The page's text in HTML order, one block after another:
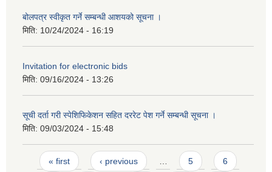
बोलपत्र स्वीकृत गर्ने सम्बन्धी आशयको सूचना ।
मिति: 10/24/2024 - 16:19
Invitation for electronic bids
मिति: 09/16/2024 - 13:26
सूची दर्ता गरी स्पेशिफिकेशन सहित दररेट पेश गर्ने सम्बन्धी सूचना ।
मिति: 09/03/2024 - 15:48
Pages
« first ‹ previous … 5 6